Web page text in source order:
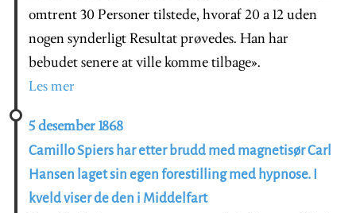
omtrent 30 Personer tilstede, hvoraf 20 a 12 uden
nogen synderligt Resultat prøvedes. Han har
bebudet senere at ville komme tilbage».
Les mer
5 desember 1868
Camillo Spiers har etter brudd med magnetisør Carl
Hansen laget sin egen forestilling med hypnose. I
kveld viser de den i Middelfart